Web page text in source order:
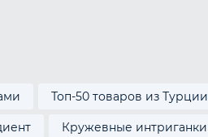
Топ-50 товаров из Турции
Кружевные интриганки